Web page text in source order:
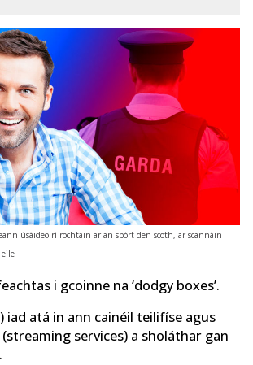
úsáideoirí rochtain ar an spórt den scoth, ar scannáin
i gcoinne na ‘dodgy boxes’.
iad atá in ann cainéil teilifíse agus
services) a sholáthar gan